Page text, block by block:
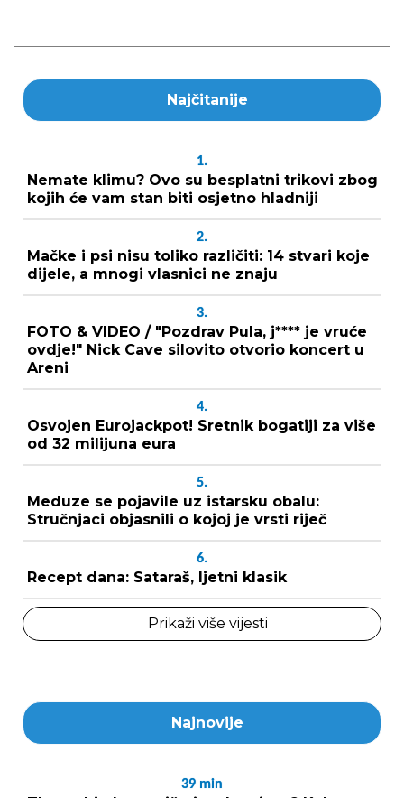
Najčitanije
1.
Nemate klimu? Ovo su besplatni trikovi zbog
kojih će vam stan biti osjetno hladniji
2.
Mačke i psi nisu toliko različiti: 14 stvari koje
dijele, a mnogi vlasnici ne znaju
3.
FOTO & VIDEO / "Pozdrav Pula, j**** je vruće
ovdje!" Nick Cave silovito otvorio koncert u
Areni
4.
Osvojen Eurojackpot! Sretnik bogatiji za više
od 32 milijuna eura
5.
Meduze se pojavile uz istarsku obalu:
Stručnjaci objasnili o kojoj je vrsti riječ
6.
Recept dana: Sataraš, ljetni klasik
Prikaži više vijesti
Najnovije
39 min